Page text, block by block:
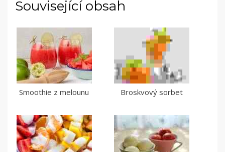
Související obsah
Smoothie z melounu Broskvový sorbet